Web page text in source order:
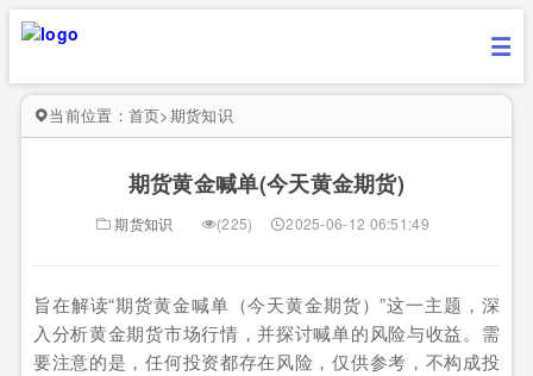
当前位置： 首页>期货知识
期货黄金喊单(今天黄金期货)
期货知识 (225) 2025-06-12 06:51:49
旨在解读“期货黄金喊单（今天黄金期货）”这一主题，深
入分析黄金期货市场行情，并探讨喊单的风险与收益。需
要注意的是，任何投资都存在风险，仅供参考，不构成投